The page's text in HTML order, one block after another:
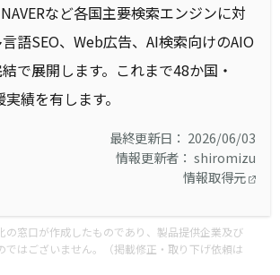
など各国主要検索エンジンに対
語SEO、Web広告、AI検索向けのAIO
で展開します。これまで48か国・
績を有します。
最終更新日： 2026/06/03
情報更新者： shiromizu
情報取得元
窓口が作成したものであり、製品提供企業及び
ではございません。（掲載修正・取り下げ依頼は